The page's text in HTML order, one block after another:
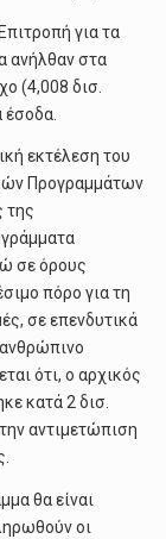
για τα
ανήλθαν στα
(4,008 δισ.
έσοδα.
εκτέλεση του
Προγραμμάτων
της
σε όρους
πόρο για τη
σε επενδυτικά
ανθρώπινο
ότι, ο αρχικός
κατά 2 δισ.
αντιμετώπιση
θα είναι
οι